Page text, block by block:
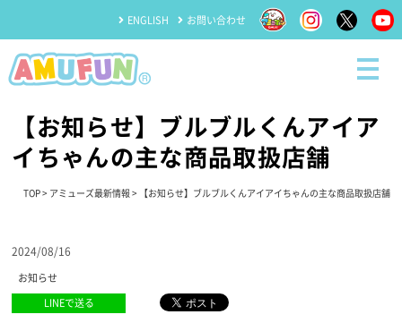
ENGLISH お問い合わせ
【お知らせ】ブルブルくんアイア
イちゃんの主な商品取扱店舗
TOP> アミューズ最新情報> 【お知らせ】ブルブルくんアイアイちゃんの主な商品取扱店舗
2024/08/16
お知らせ
LINEで送る